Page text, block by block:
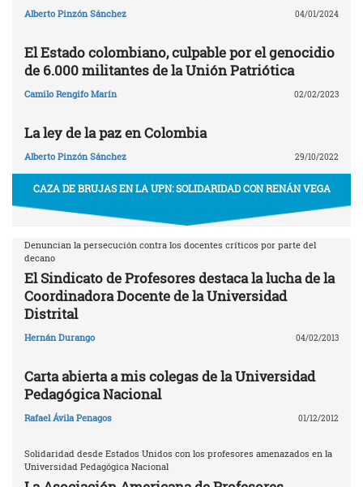
Alberto Pinzón Sánchez 04/01/2024
El Estado colombiano, culpable por el genocidio
de 6.000 militantes de la Unión Patriótica
Camilo Rengifo Marín 02/02/2023
La ley de la paz en Colombia
Alberto Pinzón Sánchez 29/10/2022
CAZA DE BRUJAS EN LA UPN: SOLIDARIDAD CON RENÁN VEGA
Denuncian la persecución contra los docentes críticos por parte del
decano
El Sindicato de Profesores destaca la lucha de la
Coordinadora Docente de la Universidad
Distrital
Hernán Durango 04/02/2013
Carta abierta a mis colegas de la Universidad
Pedagógica Nacional
Rafael Ávila Penagos 01/12/2012
Solidaridad desde Estados Unidos con los profesores amenazados en la
Universidad Pedagógica Nacional